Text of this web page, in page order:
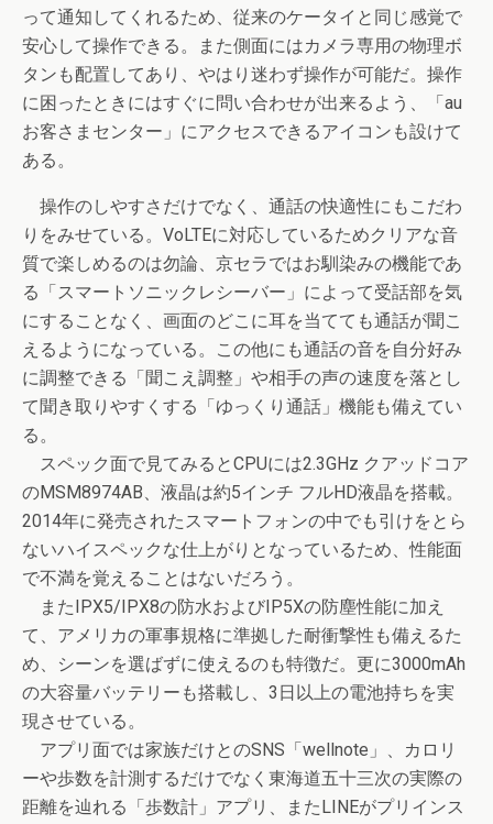
って通知してくれるため、従来のケータイと同じ感覚で
安心して操作できる。また側面にはカメラ専用の物理ボ
タンも配置してあり、やはり迷わず操作が可能だ。操作
に困ったときにはすぐに問い合わせが出来るよう、「au
お客さまセンター」にアクセスできるアイコンも設けて
ある。
操作のしやすさだけでなく、通話の快適性にもこだわ
りをみせている。VoLTEに対応しているためクリアな音
質で楽しめるのは勿論、京セラではお馴染みの機能であ
る「スマートソニックレシーバー」によって受話部を気
にすることなく、画面のどこに耳を当てても通話が聞こ
えるようになっている。この他にも通話の音を自分好み
に調整できる「聞こえ調整」や相手の声の速度を落とし
て聞き取りやすくする「ゆっくり通話」機能も備えてい
る。
スペック面で見てみるとCPUには2.3GHz クアッドコア
のMSM8974AB、液晶は約5インチ フルHD液晶を搭載。
2014年に発売されたスマートフォンの中でも引けをとら
ないハイスペックな仕上がりとなっているため、性能面
で不満を覚えることはないだろう。
またIPX5/IPX8の防水およびIP5Xの防塵性能に加え
て、アメリカの軍事規格に準拠した耐衝撃性も備えるた
め、シーンを選ばずに使えるのも特徴だ。更に3000mAh
の大容量バッテリーも搭載し、3日以上の電池持ちを実
現させている。
アプリ面では家族だけとのSNS「wellnote」、カロリ
ーや歩数を計測するだけでなく東海道五十三次の実際の
距離を辿れる「歩数計」アプリ、またLINEがプリインス